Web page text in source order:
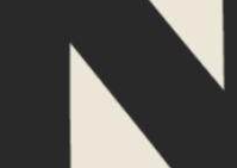
waar je naartoe
is helemaal goed.
denk ik graag